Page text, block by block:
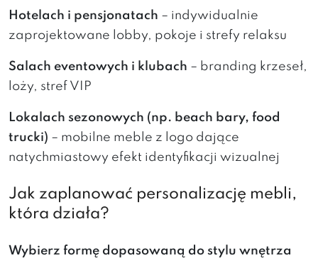
Hotelach i pensjonatach – indywidualnie
zaprojektowane lobby, pokoje i strefy relaksu
Salach eventowych i klubach – branding krzeseł,
loży, stref VIP
Lokalach sezonowych (np. beach bary, food
trucki) – mobilne meble z logo dające
natychmiastowy efekt identyfikacji wizualnej
Jak zaplanować personalizację mebli,
która działa?
Wybierz formę dopasowaną do stylu wnętrza